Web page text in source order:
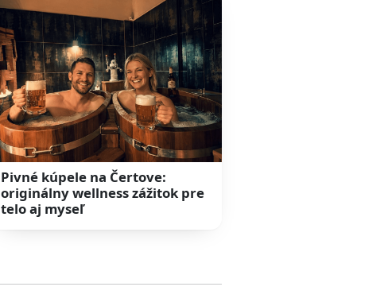
Pivné kúpele na Čertove:
originálny wellness zážitok pre
telo aj myseľ